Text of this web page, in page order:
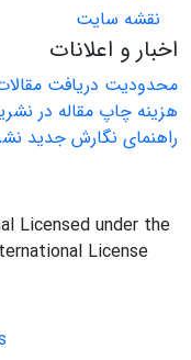
نقشه سایت
اخبار و اعلانات
محدودیت دریافت
هزینه چاپ مقاله در
راهنمای نگارش جدید
Licensed under the
License